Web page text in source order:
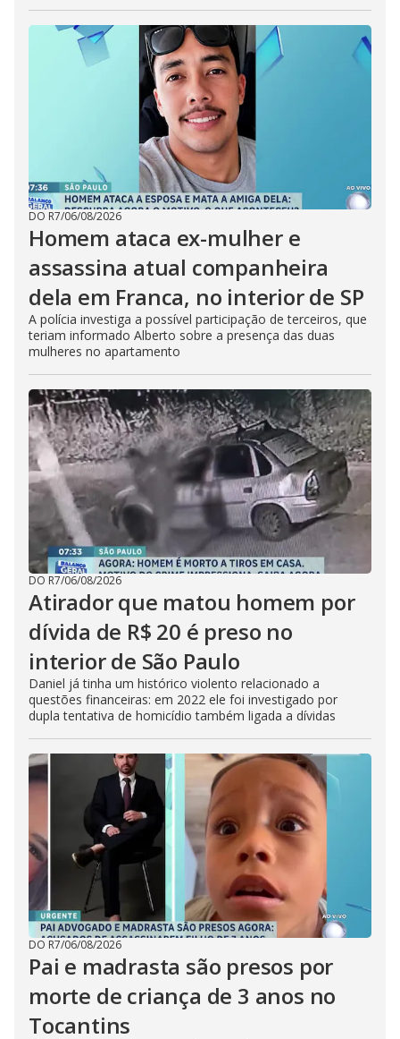
DO R7/06/08/2026
Homem ataca ex-mulher e
assassina atual companheira
dela em Franca, no interior de SP
A polícia investiga a possível participação de terceiros, que
teriam informado Alberto sobre a presença das duas
mulheres no apartamento
DO R7/06/08/2026
Atirador que matou homem por
dívida de R$ 20 é preso no
interior de São Paulo
Daniel já tinha um histórico violento relacionado a
questões financeiras: em 2022 ele foi investigado por
dupla tentativa de homicídio também ligada a dívidas
DO R7/06/08/2026
Pai e madrasta são presos por
morte de criança de 3 anos no
Tocantins